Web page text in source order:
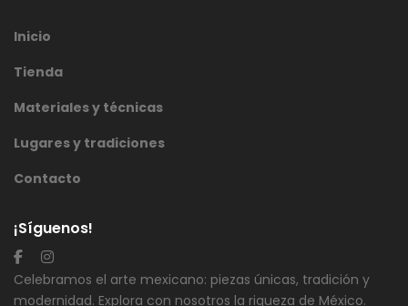
Inicio
Tienda
Materiales y técnicas
Lugares y tradiciones
Contacto
¡Síguenos!
Celebramos el arte mexicano: piezas únicas, tradición y
modernidad. Explora con nosotros la riqueza de México.